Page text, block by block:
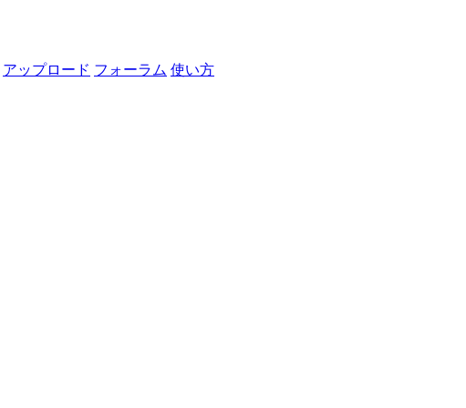
アップロード フォーラム 使い方